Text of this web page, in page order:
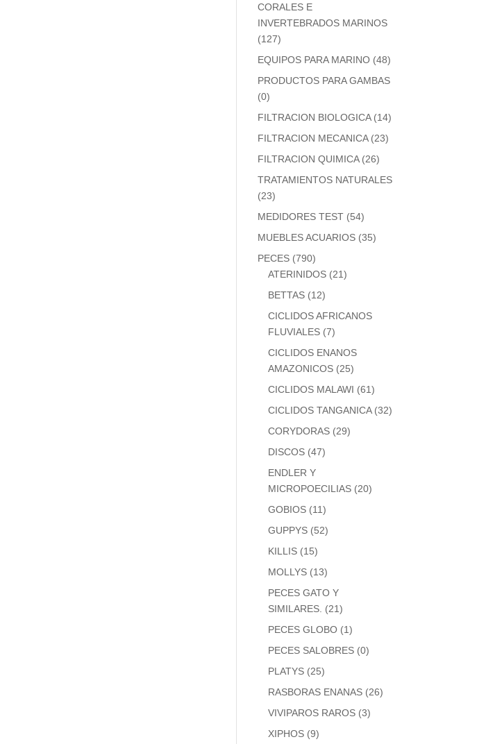
CORALES E
INVERTEBRADOS MARINOS
(127)
EQUIPOS PARA MARINO (48)
PRODUCTOS PARA GAMBAS
(0)
FILTRACION BIOLOGICA (14)
FILTRACION MECANICA (23)
FILTRACION QUIMICA (26)
TRATAMIENTOS NATURALES
(23)
MEDIDORES TEST (54)
MUEBLES ACUARIOS (35)
PECES (790)
ATERINIDOS (21)
BETTAS (12)
CICLIDOS AFRICANOS
FLUVIALES (7)
CICLIDOS ENANOS
AMAZONICOS (25)
CICLIDOS MALAWI (61)
CICLIDOS TANGANICA (32)
CORYDORAS (29)
DISCOS (47)
ENDLER Y
MICROPOECILIAS (20)
GOBIOS (11)
GUPPYS (52)
KILLIS (15)
MOLLYS (13)
PECES GATO Y
SIMILARES. (21)
PECES GLOBO (1)
PECES SALOBRES (0)
PLATYS (25)
RASBORAS ENANAS (26)
VIVIPAROS RAROS (3)
XIPHOS (9)